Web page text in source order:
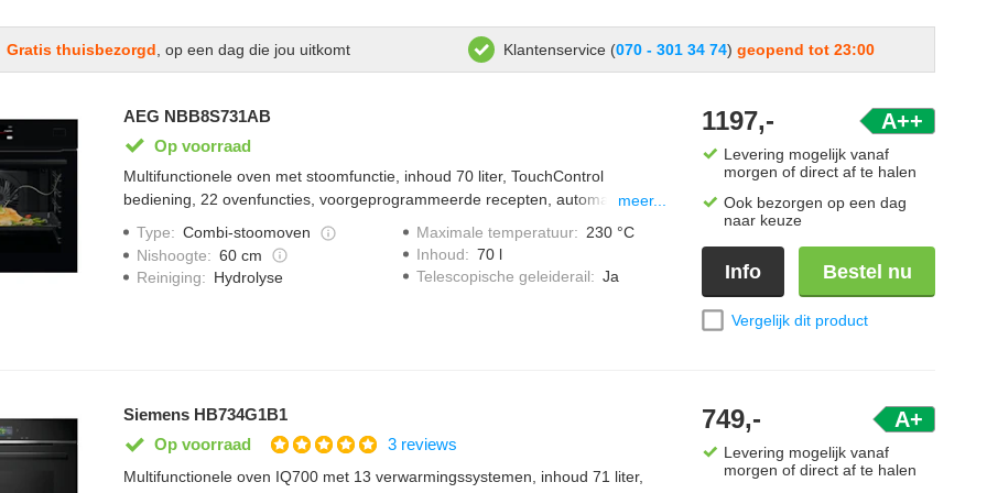
Gratis thuisbezorgd, op een dag die jou uitkomt Klantenservice (070 - 301 34 74)geopend tot 23:00
AEG NBB8S731AB
Op voorraad
Multifunctionele oven met stoomfunctie, inhoud 70 liter, TouchControl
bediening, 22 ovenfuncties, voorgeprogrammeerde recepten, automatische
gewichtsgestuurde programma's, kerntemperatuursensor,
snelopwarmfunctie, stoomreinigingsfunctie, automatisch temperatuurvoorstel,
elektronische temperatuurregeling, restwarmte, kinderbeveiliging, Steamify-
functie, regenereren en SoftMotion - zacht sluitende deur.
meer...
Type: Combi-stoomoven
Nishoogte: 60 cm
Reiniging: Hydrolyse
Maximale temperatuur: 230 °C
Inhoud: 70 l
Telescopische geleiderail: Ja
A++
1197,-
Levering mogelijk vanaf
morgen of direct af te halen
Ook bezorgen op een dag
naar keuze
Info Bestel nu
Vergelijk dit product
Siemens HB734G1B1
Op voorraad
3 reviews
Multifunctionele oven IQ700 met 13 verwarmingssystemen, inhoud 71 liter,
A+
749,-
Levering mogelijk vanaf
morgen of direct af te halen